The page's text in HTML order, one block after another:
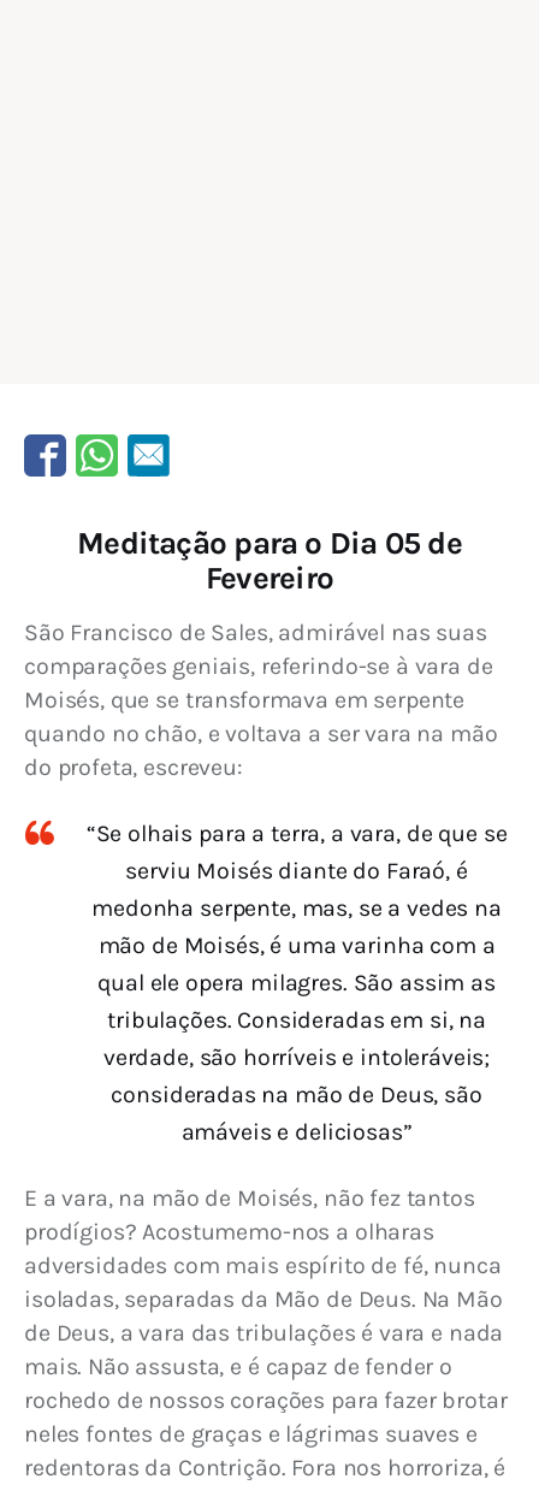
Meditação para o Dia 05 de
Fevereiro
São Francisco de Sales, admirável nas suas
comparações geniais, referindo-se à vara de
Moisés, que se transformava em serpente
quando no chão, e voltava a ser vara na mão
do profeta, escreveu:
“Se olhais para a terra, a vara, de que se
serviu Moisés diante do Faraó, é
medonha serpente, mas, se a vedes na
mão de Moisés, é uma varinha com a
qual ele opera milagres. São assim as
tribulações. Consideradas em si, na
verdade, são horríveis e intoleráveis;
consideradas na mão de Deus, são
amáveis e deliciosas”
E a vara, na mão de Moisés, não fez tantos
prodígios? Acostumemo-nos a olharas
adversidades com mais espírito de fé, nunca
isoladas, separadas da Mão de Deus. Na Mão
de Deus, a vara das tribulações é vara e nada
mais. Não assusta, e é capaz de fender o
rochedo de nossos corações para fazer brotar
neles fontes de graças e lágrimas suaves e
redentoras da Contrição. Fora nos horroriza, é